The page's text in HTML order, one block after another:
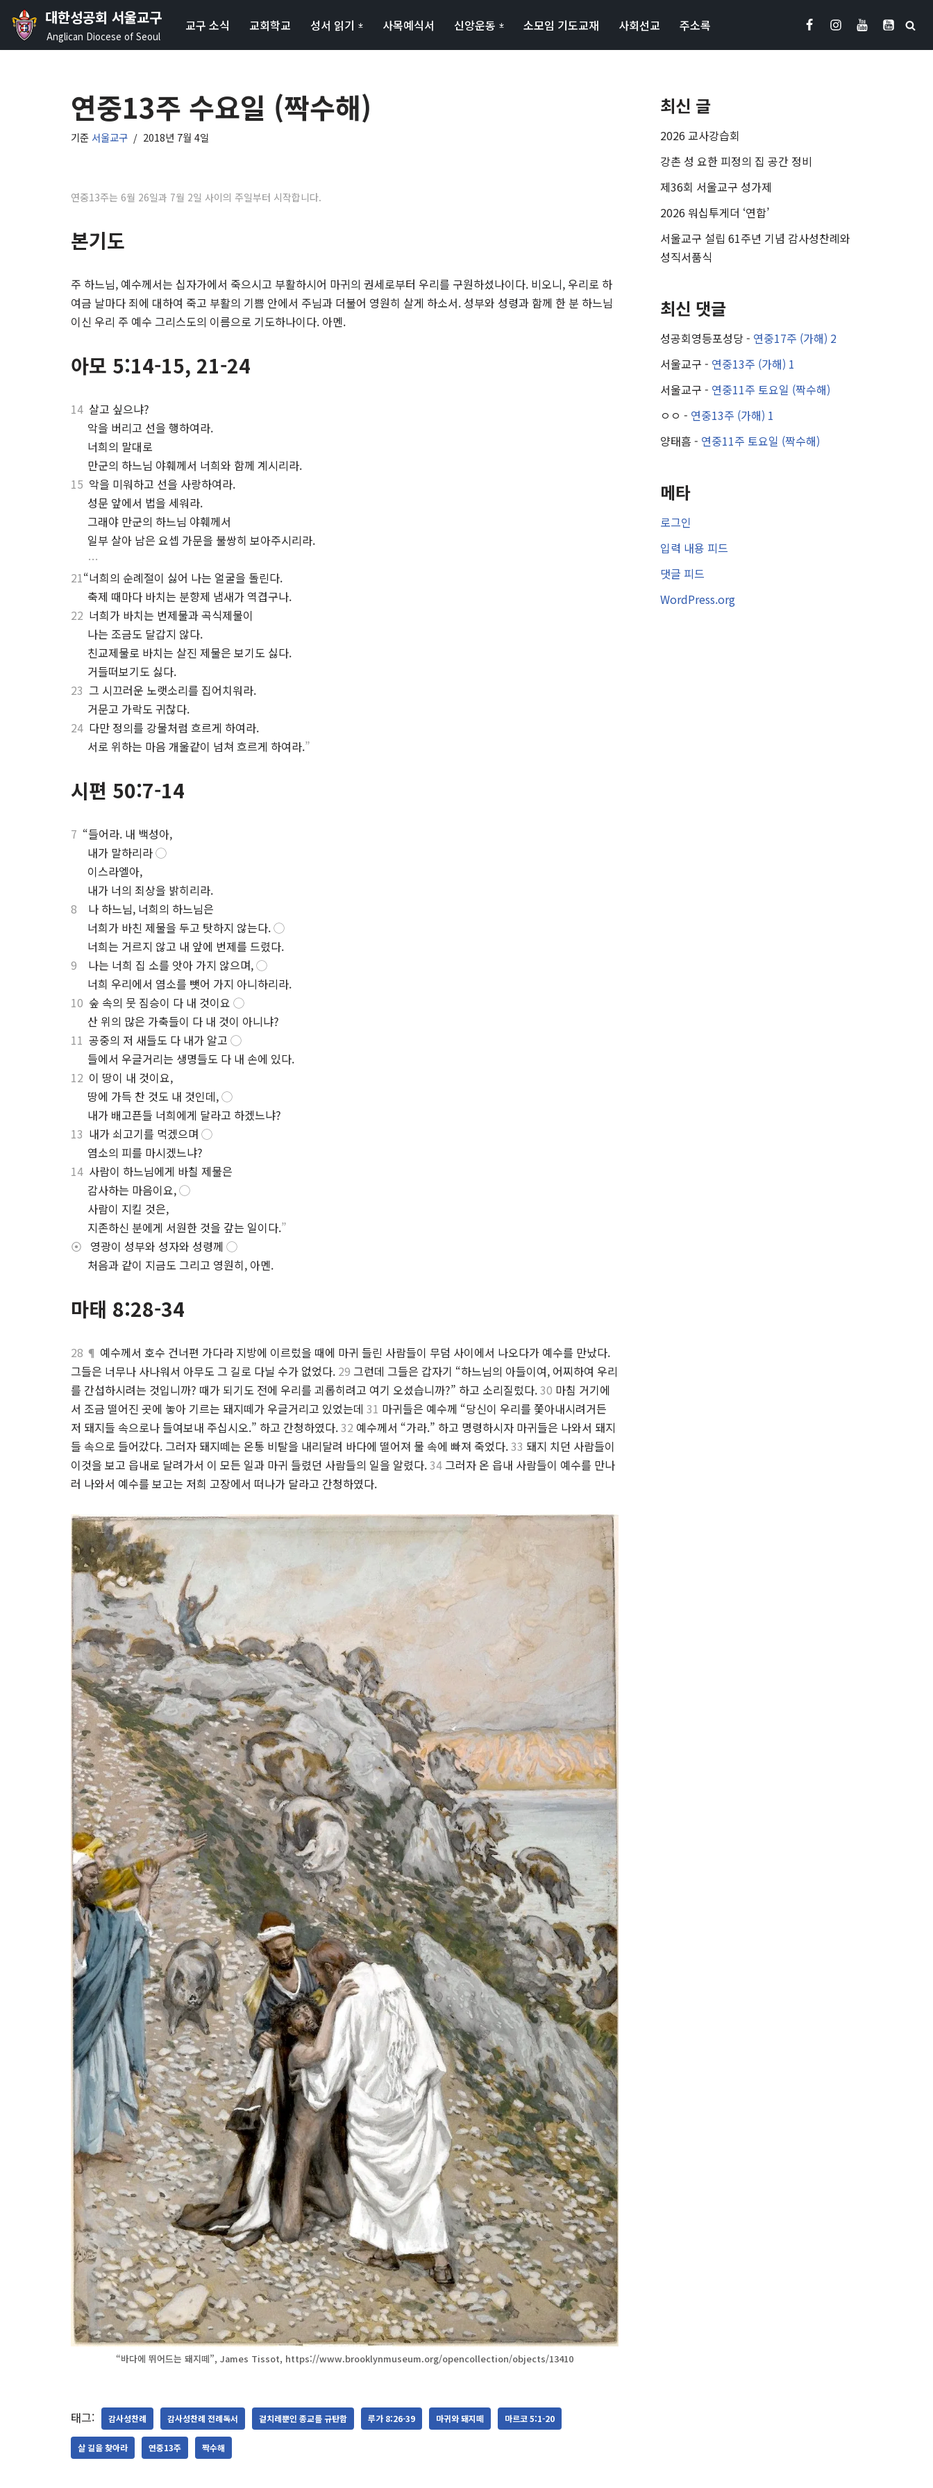
콘
대한성공회 서울교구
Anglican Diocese of Seoul
교구 소식 교회학교 성서 읽기 사목예식서 신앙운동 소모임 기도교재 사회선교 주소록
연중13주 수요일 (짝수해)
기준 서울교구 2018년 7월 4일
연중13주는 6월 26일과 7월 2일 사이의 주일부터 시작합니다.
본기도
주 하느님, 예수께서는 십자가에서 죽으시고 부활하시어 마귀의 권세로부터 우리를 구원하셨나이다. 비오니, 우리로 하
여금 날마다 죄에 대하여 죽고 부활의 기쁨 안에서 주님과 더불어 영원히 살게 하소서. 성부와 성령과 함께 한 분 하느님
이신 우리 주 예수 그리스도의 이름으로 기도하나이다. 아멘.
아모 5:14-15, 21-24
14 살고 싶으냐?
악을 버리고 선을 행하여라.
너희의 말대로
만군의 하느님 야훼께서 너희와 함께 계시리라.
15 악을 미워하고 선을 사랑하여라.
성문 앞에서 법을 세워라.
그래야 만군의 하느님 야훼께서
일부 살아 남은 요셉 가문을 불쌍히 보아주시리라.
…
21“너희의 순례절이 싫어 나는 얼굴을 돌린다.
축제 때마다 바치는 분향제 냄새가 역겹구나.
22 너희가 바치는 번제물과 곡식제물이
나는 조금도 달갑지 않다.
친교제물로 바치는 살진 제물은 보기도 싫다.
거들떠보기도 싫다.
23 그 시끄러운 노랫소리를 집어치워라.
거문고 가락도 귀찮다.
24 다만 정의를 강물처럼 흐르게 하여라.
서로 위하는 마음 개울같이 넘쳐 흐르게 하여라.”
시편 50:7-14
7 “들어라. 내 백성아,
내가 말하리라◯
이스라엘아,
내가 너의 죄상을 밝히리라.
8 나 하느님, 너희의 하느님은
너희가 바친 제물을 두고 탓하지 않는다.◯
너희는 거르지 않고 내 앞에 번제를 드렸다.
9 나는 너희 집 소를 앗아 가지 않으며,◯
너희 우리에서 염소를 뺏어 가지 아니하리라.
10 숲 속의 뭇 짐승이 다 내 것이요 ◯
산 위의 많은 가축들이 다 내 것이 아니냐?
11 공중의 저 새들도 다 내가 알고 ◯
들에서 우글거리는 생명들도 다 내 손에 있다.
12 이 땅이 내 것이요,
땅에 가득 찬 것도 내 것인데,◯
내가 배고픈들 너희에게 달라고 하겠느냐?
13 내가 쇠고기를 먹겠으며 ◯
염소의 피를 마시겠느냐?
14 사람이 하느님에게 바칠 제물은
감사하는 마음이요,◯
사람이 지킬 것은,
지존하신 분에게 서원한 것을 갚는 일이다.”
⦿ 영광이 성부와 성자와 성령께 ◯
처음과 같이 지금도 그리고 영원히, 아멘.
마태 8:28-34
28 ¶ 예수께서 호수 건너편 가다라 지방에 이르렀을 때에 마귀 들린 사람들이 무덤 사이에서 나오다가 예수를 만났다.
그들은 너무나 사나워서 아무도 그 길로 다닐 수가 없었다. 29 그런데 그들은 갑자기 “하느님의 아들이여, 어찌하여 우리
를 간섭하시려는 것입니까? 때가 되기도 전에 우리를 괴롭히려고 여기 오셨습니까?” 하고 소리질렀다.30 마침 거기에
서 조금 떨어진 곳에 놓아 기르는 돼지떼가 우글거리고 있었는데 31 마귀들은 예수께 “당신이 우리를 쫓아내시려거든
저 돼지들 속으로나 들여보내 주십시오.” 하고 간청하였다.32 예수께서 “가라.” 하고 명령하시자 마귀들은 나와서 돼지
들 속으로 들어갔다. 그러자 돼지떼는 온통 비탈을 내리달려 바다에 떨어져 물 속에 빠져 죽었다.33 돼지 치던 사람들이
이것을 보고 읍내로 달려가서 이 모든 일과 마귀 들렸던 사람들의 일을 알렸다.34 그러자 온 읍내 사람들이 예수를 만나
러 나와서 예수를 보고는 저희 고장에서 떠나가 달라고 간청하였다.
“바다에 뛰어드는 돼지떼”, James Tissot, https://www.brooklynmuseum.org/opencollection/objects/13410
태그: 감사성찬례 감사성찬례 전례독서 겉치레뿐인 종교를 규탄함 루가 8:26-39 마귀와 돼지떼 마르코 5:1-20
살 길을 찾아라 연중13주 짝수해
최신 글
2026 교사강습회
강촌 성 요한 피정의 집 공간 정비
제36회 서울교구 성가제
2026 워십투게더 ‘연합’
서울교구 설립 61주년 기념 감사성찬례와
성직서품식
최신 댓글
성공회영등포성당- 연중17주 (가해) 2
서울교구 - 연중13주 (가해) 1
서울교구 - 연중11주 토요일 (짝수해)
ㅇㅇ - 연중13주 (가해) 1
양태흠 - 연중11주 토요일 (짝수해)
메타
로그인
입력 내용 피드
댓글 피드
WordPress.org